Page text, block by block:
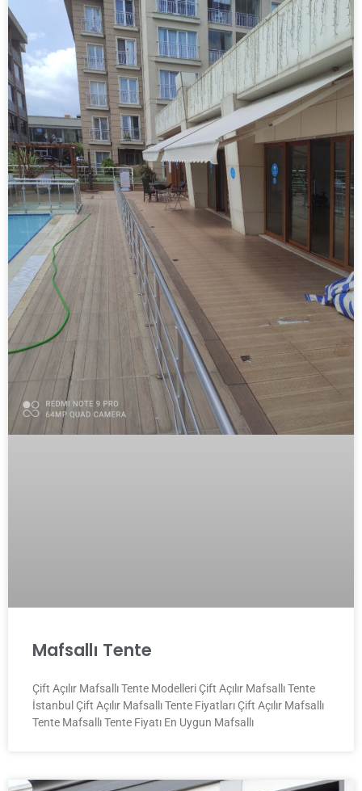
Mafsallı Tente
Çift Açılır Mafsallı Tente Modelleri Çift Açılır Mafsallı Tente
İstanbul Çift Açılır Mafsallı Tente Fiyatları Çift Açılır Mafsallı
Tente Mafsallı Tente Fiyatı En Uygun Mafsallı